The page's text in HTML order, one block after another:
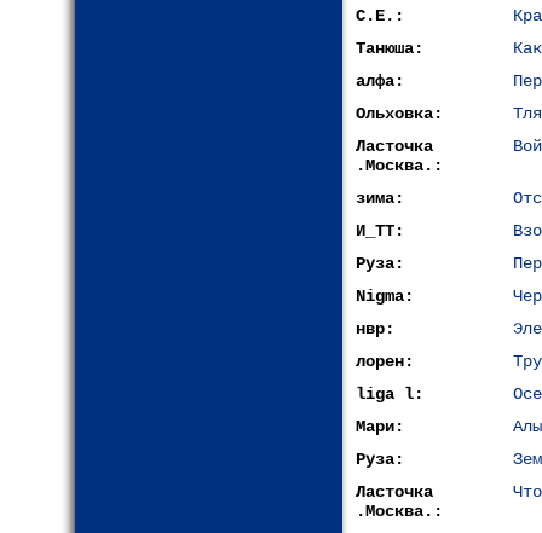
С.Е.:
Танюша:
алфа:
Ольховка:
Ласточка
.Москва.:
зима:
И_ТТ:
Руза:
Nigma:
нвр:
лорен:
liga l:
Мари:
Руза:
Ласточка
.Москва.: